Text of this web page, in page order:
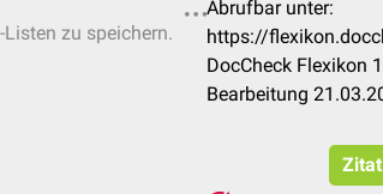
zu speichern.
Abrufbar unter:
https://
DocCheck Flexikon
Bearbeitung